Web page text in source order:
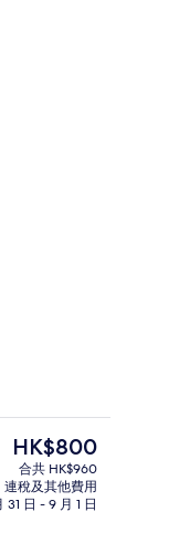
for 6 | 免費 Wi-Fi、床單
現
價
HK$800
HK$800
合共 HK$960
連稅及其他費用
31 日 - 9 月 1 日